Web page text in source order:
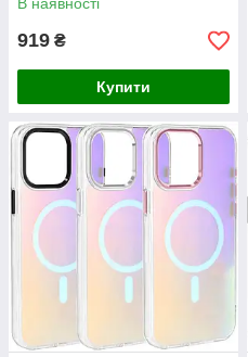
919 ₴
Купити